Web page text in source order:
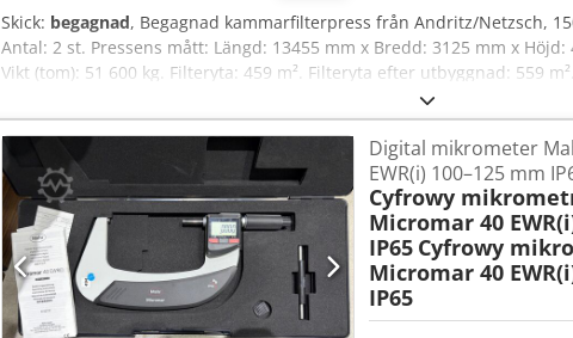
Skick: begagnad, Begagnad kammarfilterpress från Andritz/Netzsch,
Antal: 2 st. Pressens mått: Längd: 13455 mm x Bredd: 3125 mm x
Vikt (tom): 51 600 kg. Filteryta: 459 m². Filteryta efter utbyggnad: 559
Digital mikrometer
EWR(i) 100–125 mm
Cyfrowy
Micromar 40
IP65 Cyfrowy
Micromar 40
IP65